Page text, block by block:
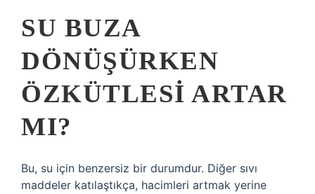
SU BUZA
DÖNÜŞÜRKEN
ÖZKÜTLESI ARTAR
MI?
Bu, su için benzersiz bir durumdur. Diğer sıvı
maddeler katılaştıkça, hacimleri artmak yerine